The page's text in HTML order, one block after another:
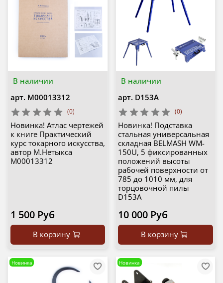
В наличии
арт. М00013312
(0)
Новинка! Атлас чертежей
к книге Практический
курс токарного искусства,
автор М.Нетыкса
М00013312
1 500 Руб
В корзину
В наличии
арт. D153A
(0)
Новинка! Подставка
стальная универсальная
складная BELMASH WM-
150U, 5 фиксированных
положений высоты
рабочей поверхности от
785 до 1010 мм, для
торцовочной пилы
D153A
10 000 Руб
В корзину
Новинка Новинка